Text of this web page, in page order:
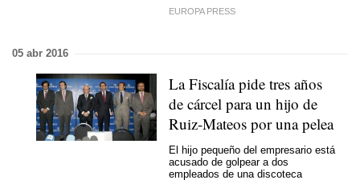
EUROPA PRESS
05 abr 2016
La Fiscalía pide tres años
de cárcel para un hijo de
Ruiz-Mateos por una pelea
El hijo pequeño del empresario está
acusado de golpear a dos
empleados de una discoteca